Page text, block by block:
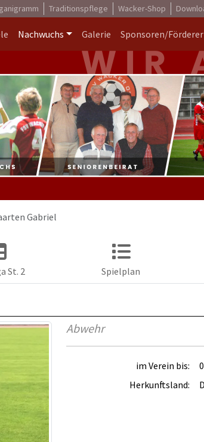
Traditionspflege Wacker-Shop
Nachwuchs Galerie Sponsoren/Förderer
Gabriel
St. 2 Spielplan
Abwehr
im Verein bis:
Herkunftsland: